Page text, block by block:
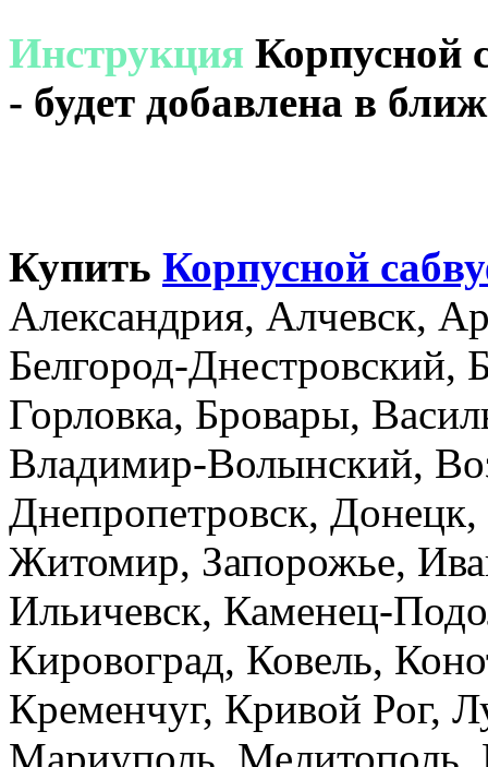
Инструкция Корпусной
- будет добавлена в
Купить Корпусной
Александрия, Алчевск,
Белгород-Днестровский,
Горловка, Бровары,
Владимир-Волынский,
Днепропетровск,
Житомир, Запорожье,
Ильичевск, Каменец-
Кировоград, Ковель,
Кременчуг, Кривой Рог,
Мариуполь,